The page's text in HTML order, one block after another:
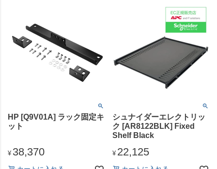
HP [Q9V01A] ラック固定キ
ット
¥ 38,370
シュナイダーエレクトリッ
ク [AR8122BLK] Fixed
Shelf Black
¥ 22,125